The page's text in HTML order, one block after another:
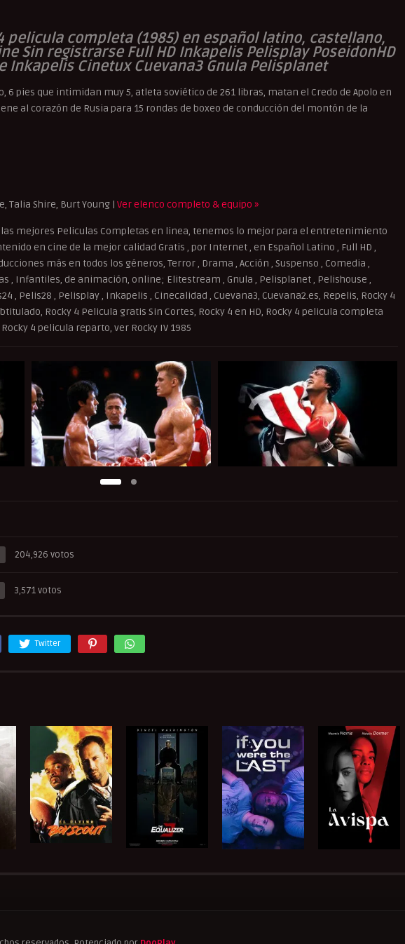
pelicula completa (1985) en español latino, castellano,
Sin registrarse Full HD Inkapelis Pelisplay PoseidonHD
Inkapelis Cinetux Cuevana3 Gnula Pelisplanet
6 pies que intimidan muy 5, atleta soviético de 261 libras, matan el Credo de Apolo en
al corazón de Rusia para 15 rondas de boxeo de conducción del montón de la
Talia Shire, Burt Young | Ver elenco completo & equipo »
las mejores Peliculas Completas en linea, tenemos lo mejor para el entretenimiento
en cine de la mejor calidad Gratis , por Internet , en Español Latino , Full HD ,
más en todos los géneros, Terror , Drama , Acción , Suspenso , Comedia ,
, Infantiles, de animación, online; Elitestream , Gnula , Pelisplanet , Pelishouse ,
, Pelis28 , Pelisplay , Inkapelis , Cinecalidad , Cuevana3, Cuevana2.es, Repelis, Rocky 4
Rocky 4 Pelicula gratis Sin Cortes, Rocky 4 en HD, Rocky 4 pelicula completa
4 pelicula reparto, ver Rocky IV 1985
204,926 votos
3,571 votos
Twitter